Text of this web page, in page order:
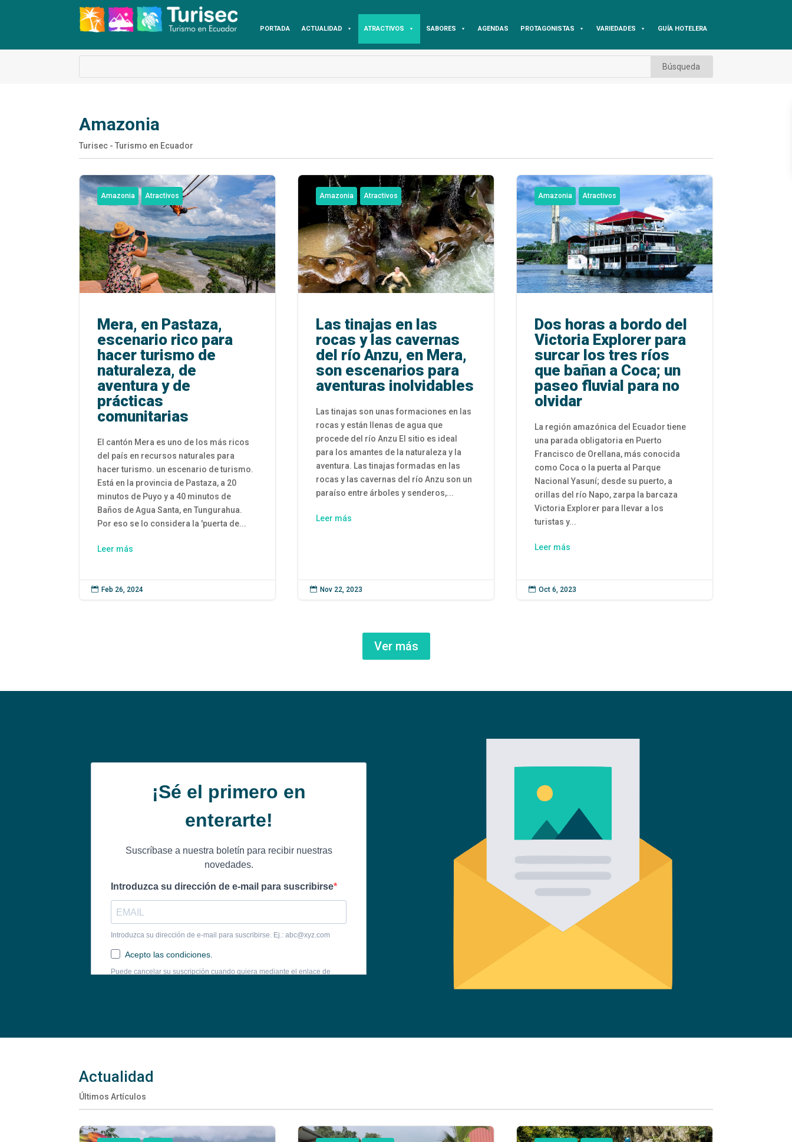
PORTADA ACTUALIDAD ATRACTIVOS SABORES AGENDAS PROTAGONISTAS VARIEDADES GUÍA HOTELERA
Amazonia
Turisec - Turismo en Ecuador
Amazonia Atractivos
Mera, en Pastaza,
escenario rico para
hacer turismo de
naturaleza, de
aventura y de
prácticas
comunitarias
El cantón Mera es uno de los más ricos
del país en recursos naturales para
hacer turismo. un escenario de turismo.
Está en la provincia de Pastaza, a 20
minutos de Puyo y a 40 minutos de
Baños de Agua Santa, en Tungurahua.
Por eso se lo considera la 'puerta de...
Leer más
 Feb 26, 2024
Amazonia Atractivos
Las tinajas en las
rocas y las cavernas
del río Anzu, en Mera,
son escenarios para
aventuras inolvidables
Las tinajas son unas formaciones en las
rocas y están llenas de agua que
procede del río Anzu El sitio es ideal
para los amantes de la naturaleza y la
aventura. Las tinajas formadas en las
rocas y las cavernas del río Anzu son un
paraíso entre árboles y senderos,...
Leer más
 Nov 22, 2023
Amazonia Atractivos
Dos horas a bordo del
Victoria Explorer para
surcar los tres ríos
que bañan a Coca; un
paseo fluvial para no
olvidar
La región amazónica del Ecuador tiene
una parada obligatoria en Puerto
Francisco de Orellana, más conocida
como Coca o la puerta al Parque
Nacional Yasuní; desde su puerto, a
orillas del río Napo, zarpa la barcaza
Victoria Explorer para llevar a los
turistas y...
Leer más
 Oct 6, 2023
Ver más
Actualidad
Últimos Artículos